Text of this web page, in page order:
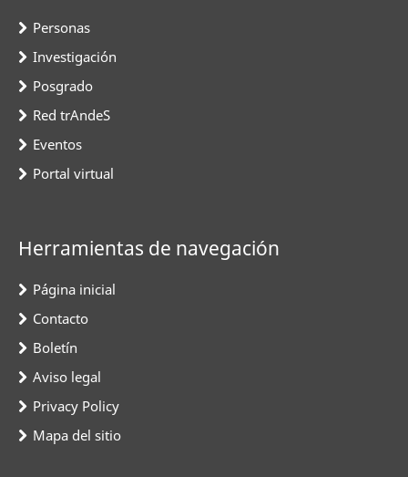
Personas
Investigación
Posgrado
Red trAndeS
Eventos
Portal virtual
Herramientas de navegación
Página inicial
Contacto
Boletín
Aviso legal
Privacy Policy
Mapa del sitio